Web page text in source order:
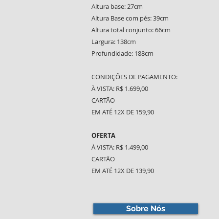
Altura base: 27cm
Altura Base com pés: 39cm
Altura total conjunto: 66cm
Largura: 138cm
Profundidade: 188cm
CONDIÇÕES DE PAGAMENTO:
À VISTA: R$ 1.699,00
CARTÃO
EM ATÉ 12X DE 159,90
OFERTA
À VISTA: R$ 1.499,00
CARTÃO
EM ATÉ 12X DE 139,90
Sobre Nós